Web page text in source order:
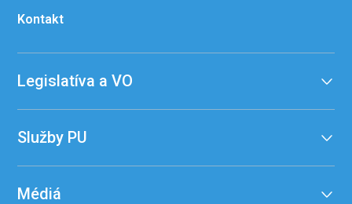
Kontakt
Legislatíva a VO
Služby PU
Médiá